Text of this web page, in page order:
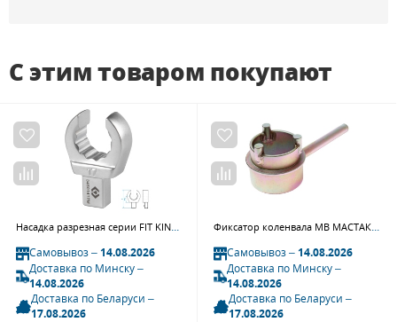
С этим товаром покупают
Насадка разрезная серии FIT KING TONY 34501417M (17 мм, 9х12 мм)
Самовывоз –14.08.2026
Доставка по Минску –
14.08.2026
Доставка по Беларуси –
17.08.2026
Фиксатор коленвала MB МАСТАК 103-21381
Самовывоз –14.08.2026
Доставка по Минску –
14.08.2026
Доставка по Беларуси –
17.08.2026